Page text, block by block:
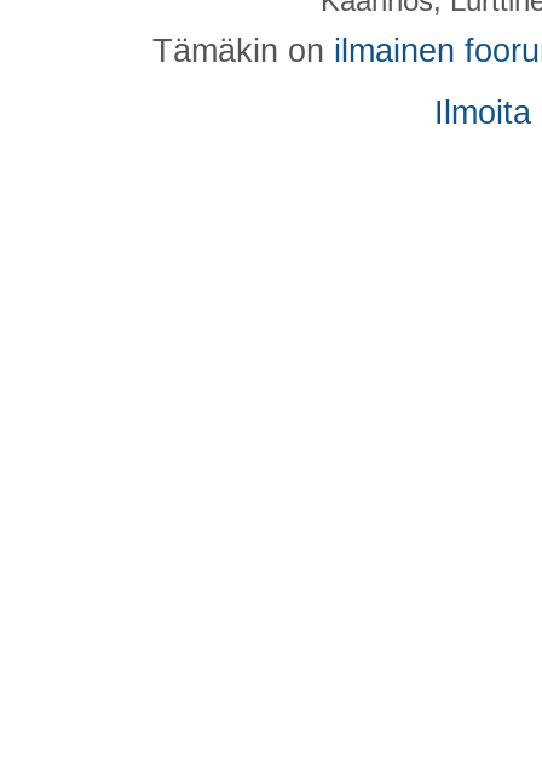
Tämäkin on ilmainen